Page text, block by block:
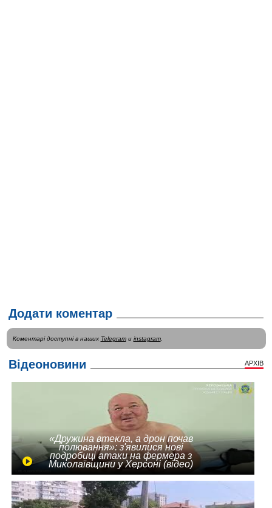
Додати коментар
Коментарі доступні в наших Telegramи instagram.
Відеоновини АРХІВ
«Дружина втекла, а дрон почав
полювання»: з'явилися нові
подробиці атаки на фермера з
Миколаївщини у Херсоні (відео)